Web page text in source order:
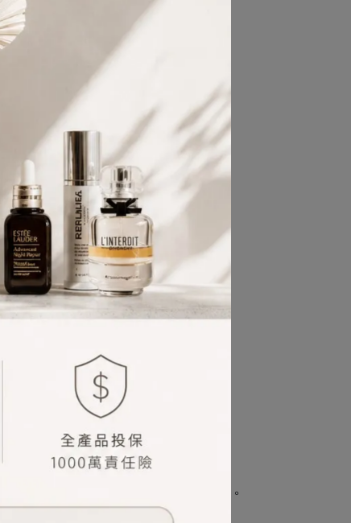
好接受的味道。讓人想到溫柔掛的文藝女子。